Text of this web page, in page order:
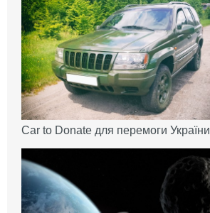
Car to Donate для перемоги України